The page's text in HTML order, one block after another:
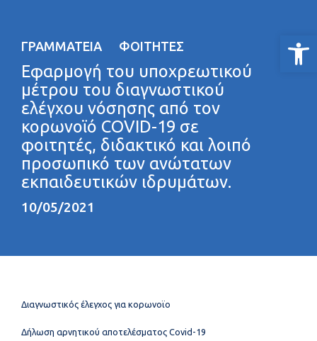
ΓΡΑΜΜΑΤΕΊΑ ΦΟΙΤΗΤΈΣ
Εφαρμογή του υποχρεωτικού
μέτρου του διαγνωστικού
ελέγχου νόσησης από τον
κορωνοϊό COVID-19 σε
φοιτητές, διδακτικό και λοιπό
προσωπικό των ανώτατων
εκπαιδευτικών ιδρυμάτων.
10/05/2021
Διαγνωστικός έλεγχος για κορωνοϊο
Δήλωση αρνητικού αποτελέσματoς Covid-19